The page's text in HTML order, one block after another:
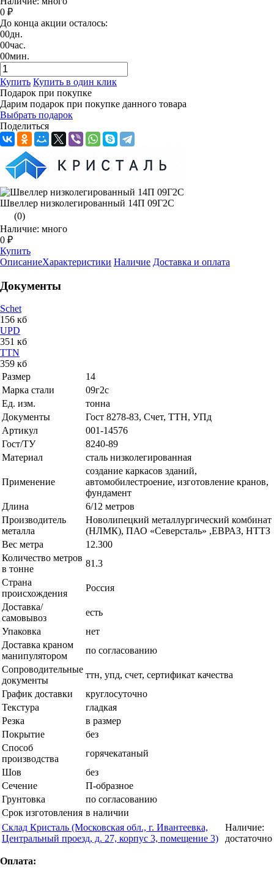
0 ₽
До конца акции осталось:
00дн.
00час.
00мин.
Купить Купить в один клик
Подарок при покупке
Дарим подарок при покупке данного товара
Выбрать подарок
Поделиться
Швеллер низколегированный 14П 09Г2С
(0)
Наличие: много
0 ₽
Купить
ОписаниеХарактеристики Наличие Доставка и оплата
Документы
Schet
156 кб
UPD
351 кб
TTN
359 кб
Размер
14
Марка стали
09г2с
Ед. изм.
тонна
Документы
Гост 8278-83, Счет, ТТН, УПд
Артикул
001-14576
Гост/ТУ
8240-89
Материал
сталь низколегированная
Применение
создание каркасов зданий,
автомобилестроение, изготовление кранов,
фундамент
Длина
6/12 метров
Производитель
металла
Новолипецкий металлургический комбинат
(НЛМК), ПАО «Северсталь» ,ЕВРАЗ, НТТЗ
Вес метра
12.300
Количество метров
в тонне
81.3
Страна
происхождения
Россия
Доставка/
самовывоз
есть
Упаковка
нет
Доставка краном
манипулятором
по согласованию
Сопроводительные
документы
ттн, упд, счет, сертификат качества
График доставки
круглосуточно
Текстура
гладкая
Резка
в размер
Покрытие
без
Способ
производства
горячекатаный
Шов
без
Сечение
П-образное
Грунтовка
по согласованию
Срок изготовления в наличии
Склад Кристаль (Московская обл., г. Ивантеевка,
Центральный проезд, д. 27, корпус 3, помещение 3)
Наличие:
достаточно
Оплата: